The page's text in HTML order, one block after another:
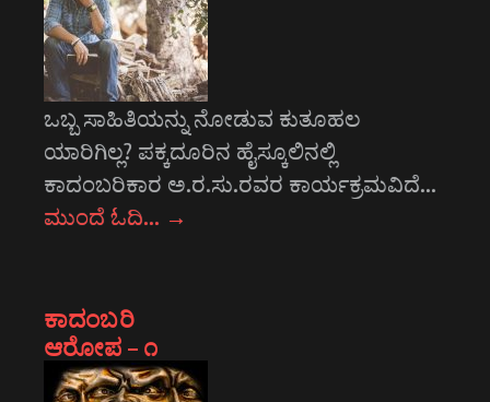
ಒಬ್ಬ ಸಾಹಿತಿಯನ್ನು ನೋಡುವ ಕುತೂಹಲ
ಯಾರಿಗಿಲ್ಲ? ಪಕ್ಕದೂರಿನ ಹೈಸ್ಕೂಲಿನಲ್ಲಿ
ಕಾದಂಬರಿಕಾರ ಅ.ರ.ಸು.ರವರ ಕಾರ್ಯಕ್ರಮವಿದೆ…
ಮುಂದೆ ಓದಿ… →
ಕಾದಂಬರಿ
ಆರೋಪ – ೧